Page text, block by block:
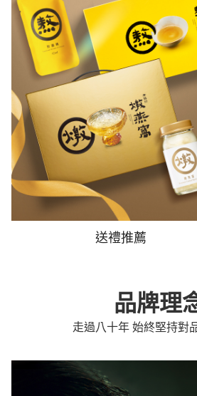
送禮推薦
品牌理
走過八十年 始終堅持對